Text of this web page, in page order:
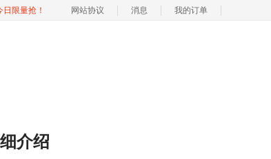
日限量抢！ 网站协议 消息 我的订单
介绍